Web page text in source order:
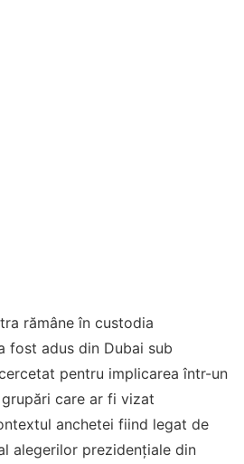
rămâne în custodia
fost adus din Dubai sub
pentru implicarea într-un
care ar fi vizat
anchetei fiind legat de
alegerilor prezidențiale din